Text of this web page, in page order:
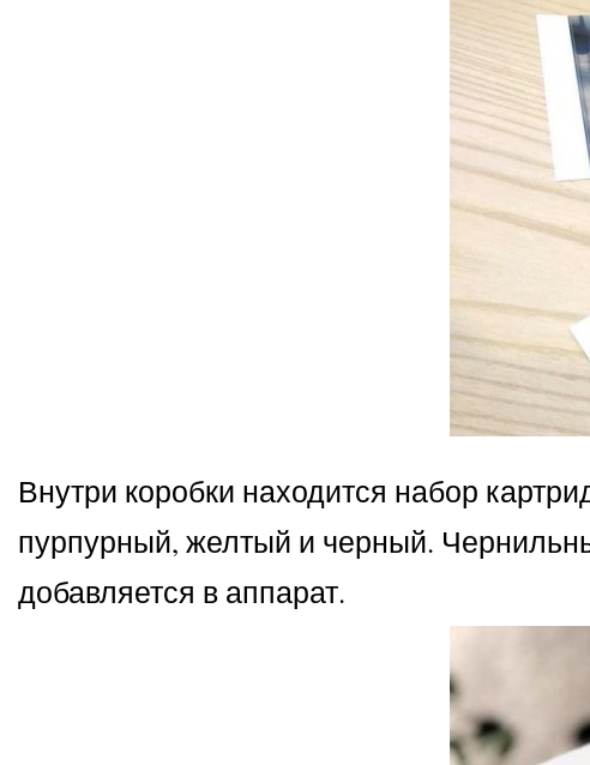
Внутри коробки находится набор
пурпурный, желтый и черный.
добавляется в аппарат.